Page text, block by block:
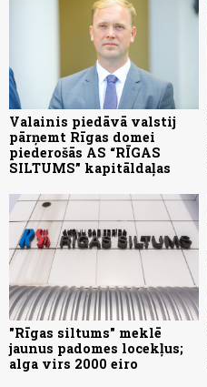
Valainis piedāvā valstij
pārņemt Rīgas domei
piederošās AS “RĪGAS
SILTUMS” kapitāldaļas
"Rīgas siltums" meklē
jaunus padomes locekļus;
alga virs 2000 eiro